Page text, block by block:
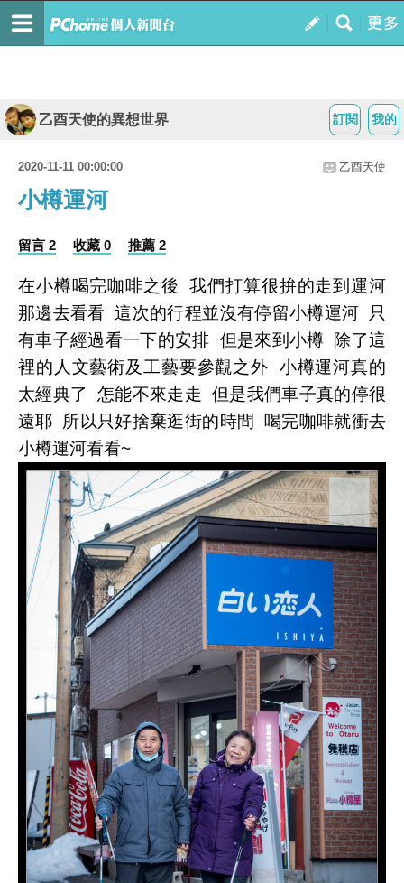
我的
訂閱
乙酉天使的異想世界
2020-11-11 00:00:00 乙酉天使
小樽運河
留言 2 收藏 0 推薦 2
在小樽喝完咖啡之後 我們打算很拚的走到運河
那邊去看看 這次的行程並沒有停留小樽運河 只
有車子經過看一下的安排 但是來到小樽 除了這
裡的人文藝術及工藝要參觀之外 小樽運河真的
太經典了 怎能不來走走 但是我們車子真的停很
遠耶 所以只好捨棄逛街的時間 喝完咖啡就衝去
小樽運河看看~